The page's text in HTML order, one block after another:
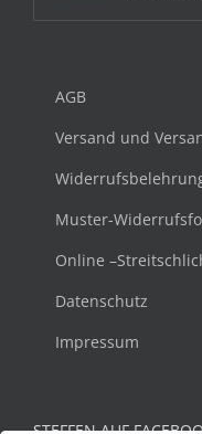
AGB
Versand und
Muster-
Online
Datenschutz
Impressum